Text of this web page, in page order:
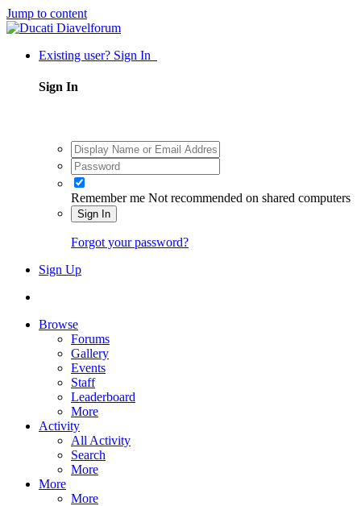
Jump to content
Existing user? Sign In
Sign In
Remember me Not recommended on shared computers
Sign In
Forgot your password?
Sign Up
Browse
Forums
Gallery
Events
Staff
Leaderboard
More
Activity
All Activity
Search
More
More
More